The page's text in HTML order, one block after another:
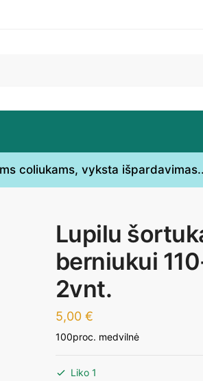
coliukams, vyksta išpardavimas..
Lupilu
berniukui
2vnt.
5,00 €
100proc. medvilnė
Liko 1